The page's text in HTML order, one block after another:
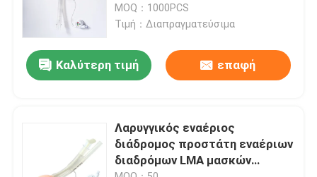
επαφή
Νέα
Όλες οι περιπτώσεις
Ζητήστε ένα απόσπασμα
MOQ：1000PCS
Τιμή：Διαπραγματεύσιμα
Καλύτερη τιμή επαφή
Λαρυγγικός εναέριος
διάδρομος προστάτη εναέριων
διαδρόμων LMA μασκών